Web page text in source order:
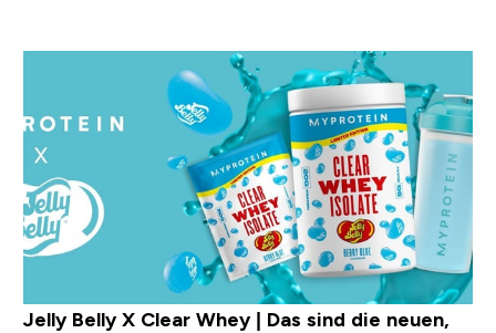
Jelly Belly X Clear Whey | Das sind die neuen,